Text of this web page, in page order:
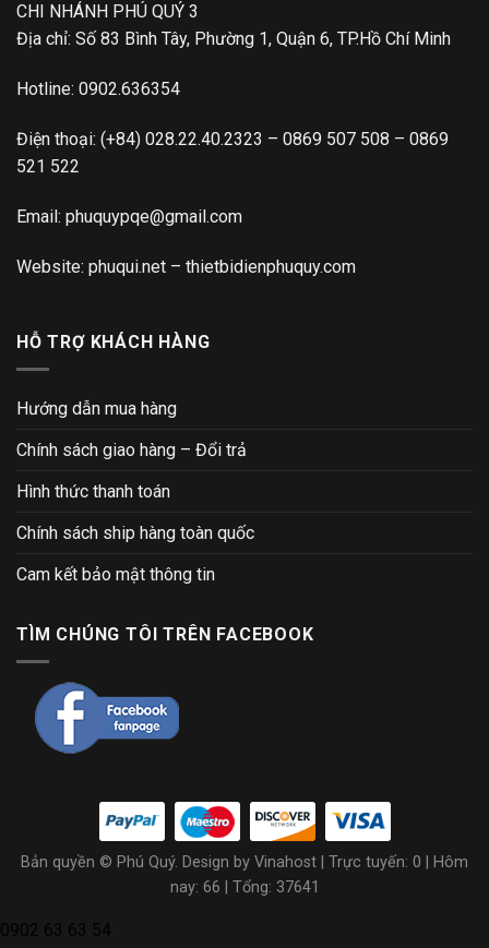
CHI NHÁNH PHÚ QUÝ 3
Địa chỉ: Số 83 Bình Tây, Phường 1, Quận 6, TP.Hồ Chí Minh
Hotline: 0902.636354
Điện thoại: (+84) 028.22.40.2323 – 0869 507 508 – 0869
521 522
Email: phuquypqe@gmail.com
Website: phuqui.net – thietbidienphuquy.com
HỖ TRỢ KHÁCH HÀNG
Hướng dẫn mua hàng
Chính sách giao hàng – Đổi trả
Hình thức thanh toán
Chính sách ship hàng toàn quốc
Cam kết bảo mật thông tin
TÌM CHÚNG TÔI TRÊN FACEBOOK
Bản quyền © Phú Quý. Design by Vinahost
| Trực tuyến: 0 | Hôm
nay: 66 | Tổng: 37641